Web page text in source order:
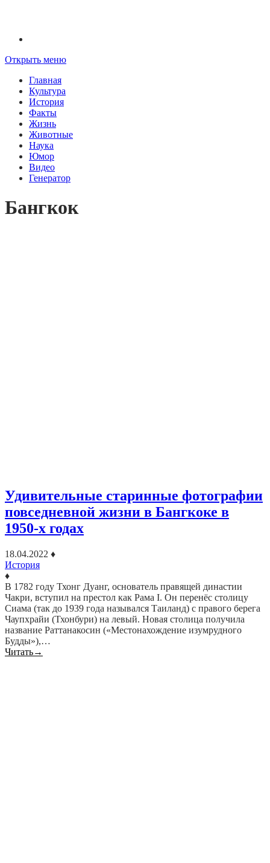
Открыть меню
Главная
Культура
История
Факты
Жизнь
Животные
Наука
Юмор
Видео
Генератор
Бангкок
Удивительные старинные фотографии
повседневной жизни в Бангкоке в
1950-х годах
18.04.2022 ♦
История
♦
В 1782 году Тхонг Дуанг, основатель правящей династии
Чакри, вступил на престол как Рама I. Он перенёс столицу
Сиама (так до 1939 года назывался Таиланд) с правого берега
Чаупхрайи (Тхонбури) на левый. Новая столица получила
название Раттанакосин («Местонахождение изумрудного
Будды»),…
Читать→